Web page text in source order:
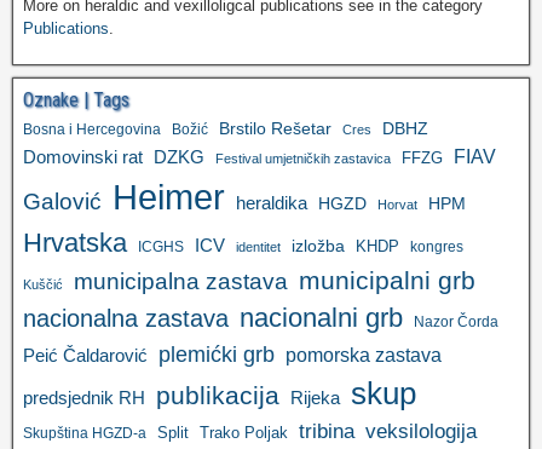
More on heraldic and vexilloligcal publications see in the category
Publications.
Oznake | Tags
Bosna i Hercegovina Božić Brstilo Rešetar Cres DBHZ
Domovinski rat DZKG Festival umjetničkih zastavica FFZG FIAV
Galović Heimer heraldika HGZD Horvat HPM
Hrvatska ICGHS ICV identitet izložba KHDP kongres
Kuščić municipalna zastava municipalni grb
nacionalna zastava nacionalni grb Nazor Čorda
Peić Čaldarović plemićki grb pomorska zastava
predsjednik RH publikacija Rijeka skup
Skupština HGZD-a Split Trako Poljak tribina veksilologija